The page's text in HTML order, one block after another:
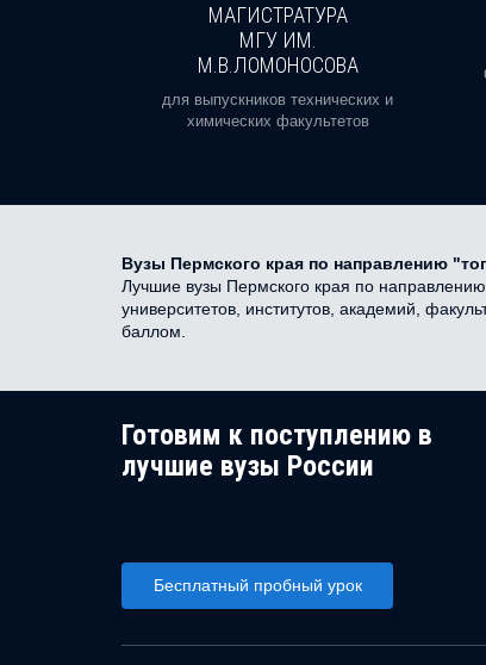
МАГИСТРАТУРА
МГУ ИМ.
М.В.ЛОМОНОСОВА
для выпускников технических и
химических факультетов
Вузы Пермского края по направлению
Лучшие вузы Пермского края по
университетов, институтов, академий,
баллом.
Готовим к поступлению в
лучшие вузы России
Бесплатный пробный урок